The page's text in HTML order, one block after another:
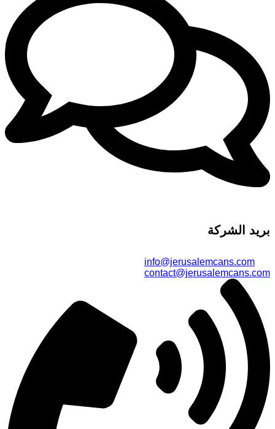
بريد الشركة
info@jerusalemcans.com
contact@jerusalemcans.com